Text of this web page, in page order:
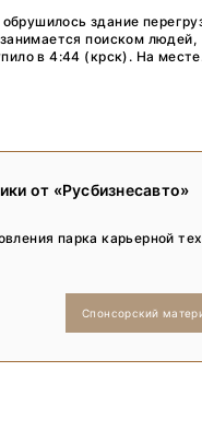
здание
поиском людей,
в 4:44 (крск). На
от «Русбизнесавто»
парка карьерной
Спонсорский